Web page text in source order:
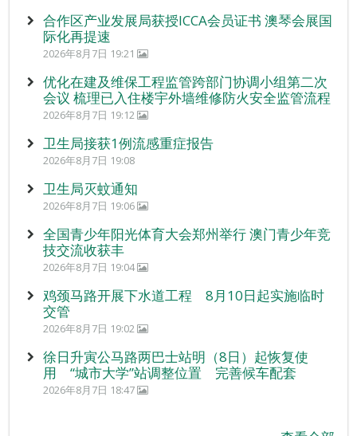
合作区产业发展局获授ICCA会员证书 澳琴会展国
际化再提速
2026年8月7日 19:21
优化在建及维保工程监管跨部门协调小组第二次
会议 梳理已入住楼宇外墙维修防火安全监管流程
2026年8月7日 19:12
卫生局接获1例流感重症报告
2026年8月7日 19:08
卫生局灭蚊通知
2026年8月7日 19:06
全国青少年阳光体育大会郑州举行 澳门青少年竞
技交流收获丰
2026年8月7日 19:04
鸡颈马路开展下水道工程 8月10日起实施临时
交管
2026年8月7日 19:02
徐日升寅公马路两巴士站明（8日）起恢复使
用 “城市大学”站调整位置 完善候车配套
2026年8月7日 18:47